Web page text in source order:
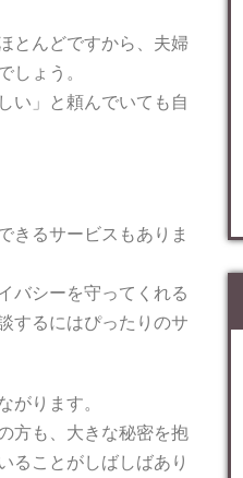
とんどですから、夫婦
ょう。
い」と頼んでいても自
きるサービスもありま
バシーを守ってくれる
するにはぴったりのサ
ります。
方も、大きな秘密を抱
ることがしばしばあり